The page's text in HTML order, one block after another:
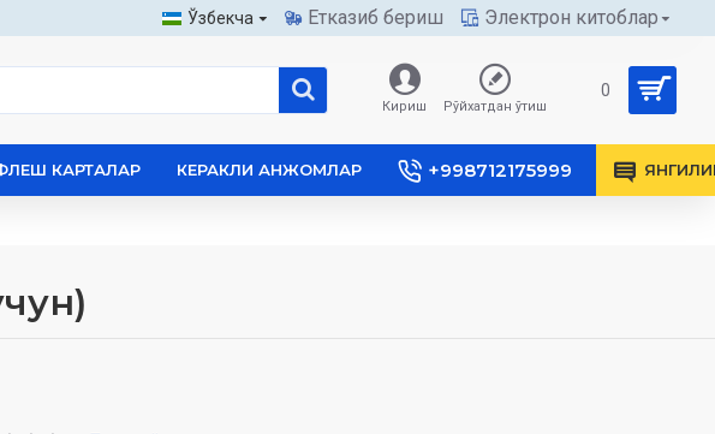
Ўзбекча Етказиб бериш Электрон китоблар
Кириш Рўйхатдан ўтиш
0
КАРТАЛАР КЕРАКЛИ АНЖОМЛАР +998712175999